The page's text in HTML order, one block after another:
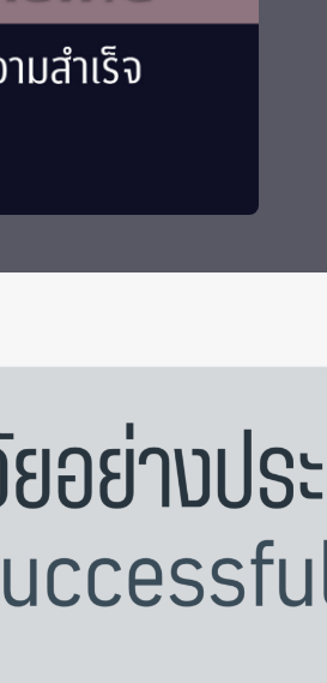
CU Radio